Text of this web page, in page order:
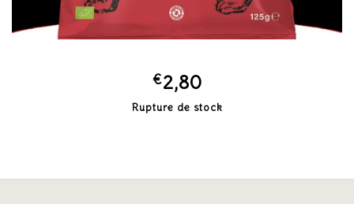
€2,80
Rupture de stock